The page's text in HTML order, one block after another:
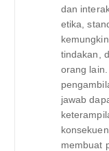
dan
etika,
tindakan,
orang
jawab
membuat